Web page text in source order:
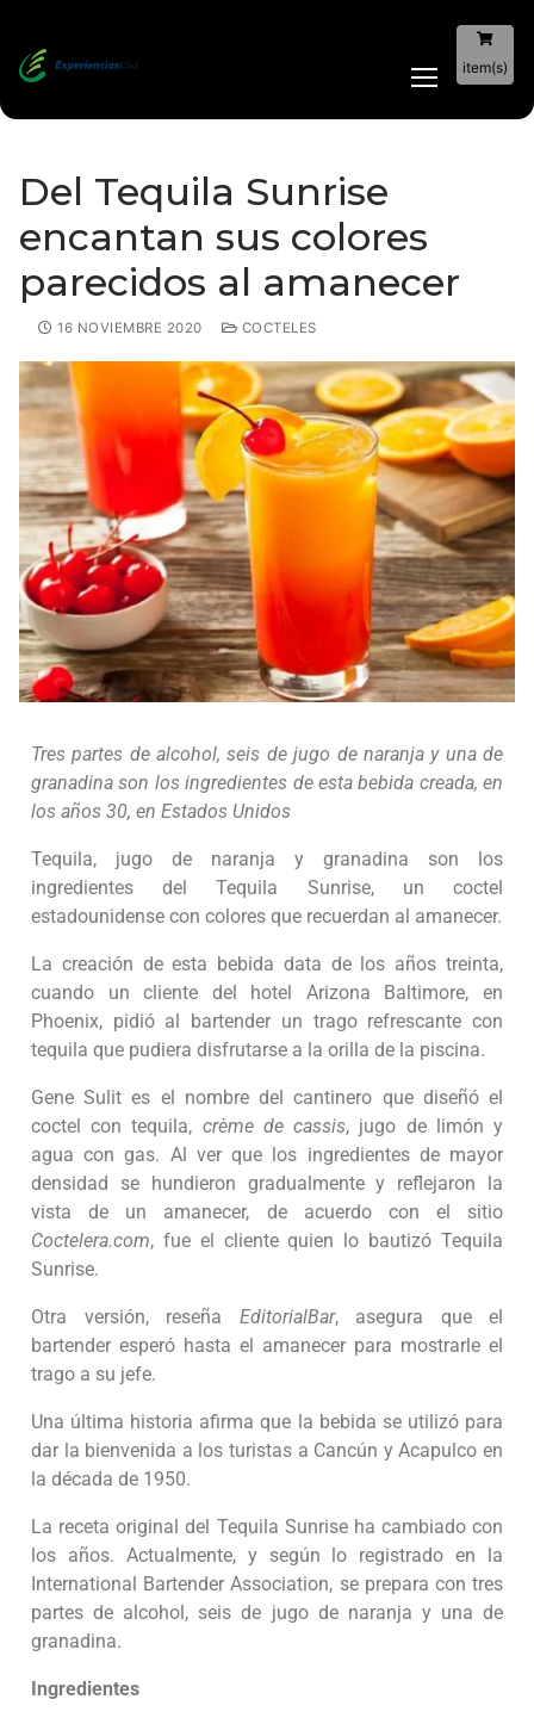
item(s)
Del Tequila Sunrise
encantan sus colores
parecidos al amanecer
16 NOVIEMBRE 2020 COCTELES
Tres partes de alcohol, seis de jugo de naranja y una de
granadina son los ingredientes de esta bebida creada, en
los años 30, en Estados Unidos
Tequila, jugo de naranja y granadina son los
ingredientes del Tequila Sunrise, un coctel
estadounidense con colores que recuerdan al amanecer.
La creación de esta bebida data de los años treinta,
cuando un cliente del hotel Arizona Baltimore, en
Phoenix, pidió al bartender un trago refrescante con
tequila que pudiera disfrutarse a la orilla de la piscina.
Gene Sulit es el nombre del cantinero que diseñó el
coctel con tequila, crème de cassis, jugo de limón y
agua con gas. Al ver que los ingredientes de mayor
densidad se hundieron gradualmente y reflejaron la
vista de un amanecer, de acuerdo con el sitio
Coctelera.com, fue el cliente quien lo bautizó Tequila
Sunrise.
Otra versión, reseña EditorialBar, asegura que el
bartender esperó hasta el amanecer para mostrarle el
trago a su jefe.
Una última historia afirma que la bebida se utilizó para
dar la bienvenida a los turistas a Cancún y Acapulco en
la década de 1950.
La receta original del Tequila Sunrise ha cambiado con
los años. Actualmente, y según lo registrado en la
International Bartender Association, se prepara con tres
partes de alcohol, seis de jugo de naranja y una de
granadina.
Ingredientes